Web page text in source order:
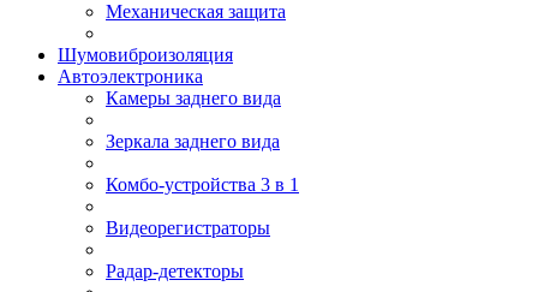
Механическая защита
Шумовиброизоляция
Автоэлектроника
Камеры заднего вида
Зеркала заднего вида
Комбо-устройства 3 в 1
Видеорегистраторы
Радар-детекторы